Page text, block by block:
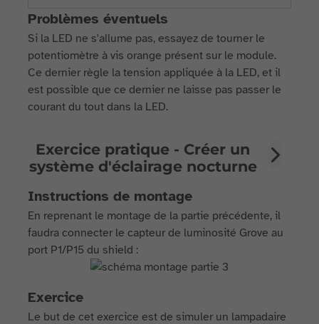
Problèmes éventuels
Si la LED ne s'allume pas, essayez de tourner le
potentiomètre à vis orange présent sur le module.
Ce dernier règle la tension appliquée à la LED, et il
est possible que ce dernier ne laisse pas passer le
courant du tout dans la LED.
Exercice pratique - Créer un
système d'éclairage nocturne
Instructions de montage
En reprenant le montage de la partie précédente, il
faudra connecter le capteur de luminosité Grove au
port P1/P15 du shield :
Exercice
Le but de cet exercice est de simuler un lampadaire